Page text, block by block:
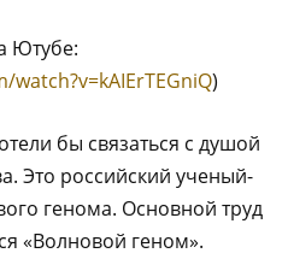
Ютубе:
)
бы связаться с душой
Это российский ученый-
генома. Основной труд
«Волновой геном».